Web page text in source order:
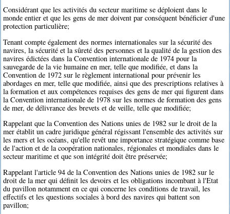
Considérant que les activités du secteur maritime se déploient dans le
monde entier et que les gens de mer doivent par conséquent bénéficier d'une
protection particulière;
Tenant compte également des normes internationales sur la sécurité des
navires, la sécurité et la sûreté des personnes et la qualité de la gestion des
navires édictées dans la Convention internationale de 1974 pour la
sauvegarde de la vie humaine en mer, telle que modifiée, et dans la
Convention de 1972 sur le règlement international pour prévenir les
abordages en mer, telle que modifiée, ainsi que des prescriptions relatives à
la formation et aux compétences requises des gens de mer qui figurent dans
la Convention internationale de 1978 sur les normes de formation des gens
de mer, de délivrance des brevets et de veille, telle que modifiée;
Rappelant que la Convention des Nations unies de 1982 sur le droit de la
mer établit un cadre juridique général régissant l'ensemble des activités sur
les mers et les océans, qu'elle revêt une importance stratégique comme base
de l'action et de la coopération nationales, régionales et mondiales dans le
secteur maritime et que son intégrité doit être préservée;
Rappelant l'article 94 de la Convention des Nations unies de 1982 sur le
droit de la mer qui définit les devoirs et les obligations incombant à l'Etat
du pavillon notamment en ce qui concerne les conditions de travail, les
effectifs et les questions sociales à bord des navires qui battent son
pavillon;